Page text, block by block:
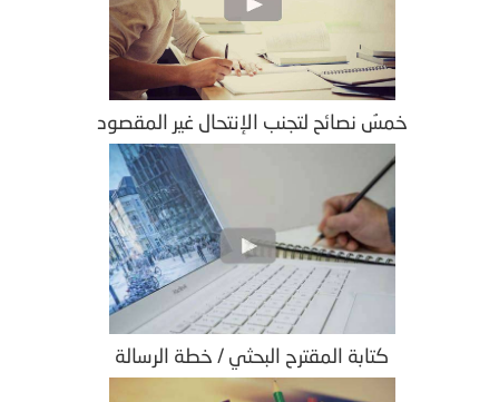
خمسُ نصائح لتجنب الإنتحال غير المقصود
كتابة المقترح البحثي / خطة الرسالة